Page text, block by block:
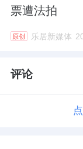
大型商业形态
发商宣告破
票遭法拍
原创 乐居新媒体
评论